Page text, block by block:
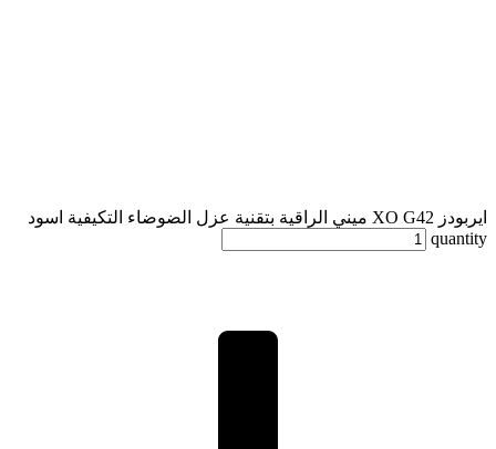
ايربودز XO G42 ميني الراقية بتقنية عزل الضوضاء التكيفية اسود
quantity